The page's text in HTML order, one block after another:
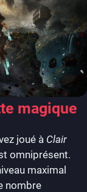
magique
joué à Clair
omniprésent.
maximal
nombre